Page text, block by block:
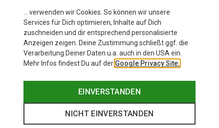
… verwenden wir Cookies. So können wir unsere
Services für Dich optimieren, Inhalte auf Dich
zuschneiden und dir entsprechend personalisierte
Anzeigen zeigen. Deine Zustimmung schließt ggf. die
Verarbeitung Deiner Daten u.a. auch in den USA ein.
Mehr Infos findest Du auf der Google Privacy Site.
EINVERSTANDEN
NICHT EINVERSTANDEN